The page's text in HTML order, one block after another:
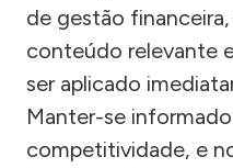
de gestão
conteúdo relevante
ser aplicado
Manter-se
competitividade, e